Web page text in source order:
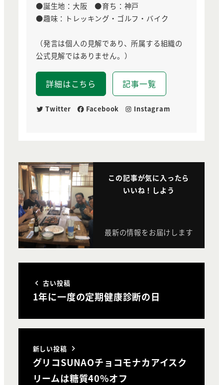
●誕生地：大阪 ●育ち：神戸
●趣味：トレッキング・ゴルフ・バイク
（発言は個人の見解であり、所属する組織の
公式見解ではありません。）
詳細はこちら 記事一覧
Twitter Facebook Instagram
この記事が気に入ったら
いいね！しよう
最新の情報をお届けします
古い投稿
1年に一度の定期健康診断の日
新しい投稿
グリコSUNAOチョコモナカアイスク
リームは糖質40%オフ